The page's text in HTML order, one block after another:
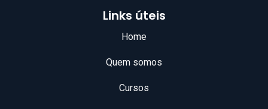
Links úteis
Home
Quem somos
Cursos